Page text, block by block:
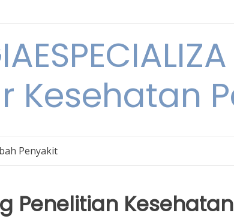
Kesehatan
Penyakit
Penelitian